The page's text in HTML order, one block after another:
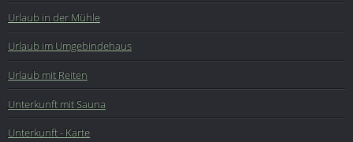
Urlaub in der Mühle
Urlaub im Umgebindehaus
Urlaub mit Reiten
Unterkunft mit Sauna
Unterkunft - Karte